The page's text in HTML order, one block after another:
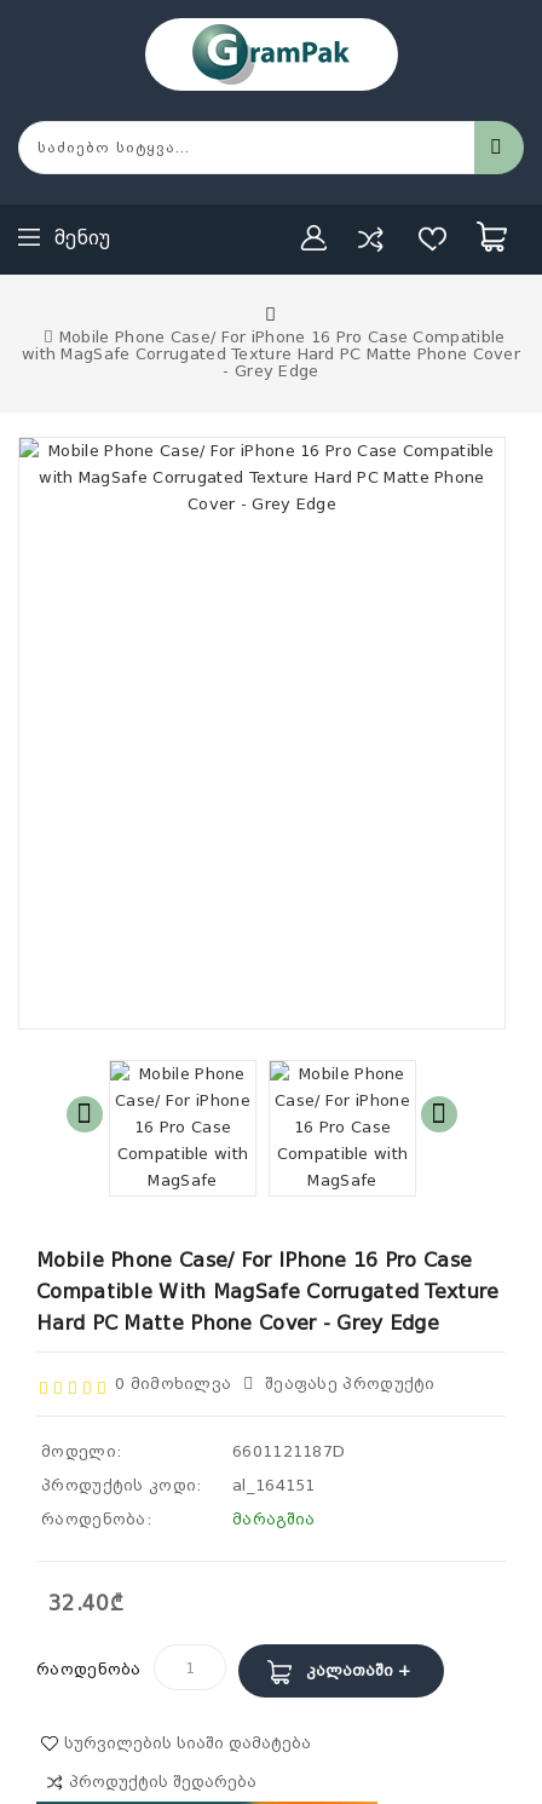
Მენიუ
Mobile Phone Case/ For iPhone 16 Pro Case Compatible
with MagSafe Corrugated Texture Hard PC Matte Phone Cover
- Grey Edge
Mobile Phone Case/ For IPhone 16 Pro Case
Compatible With MagSafe Corrugated Texture
Hard PC Matte Phone Cover - Grey Edge
0 Მიმოხილვა Შეაფასე Პროდუქტი
მოდელი:
6601121187D
პროდუქტის კოდი:
al_164151
რაოდენობა:
მარაგშია
32.40₾
რაოდენობა Კალათაში +
Სურვილების Სიაში Დამატება
Პროდუქტის Შედარება